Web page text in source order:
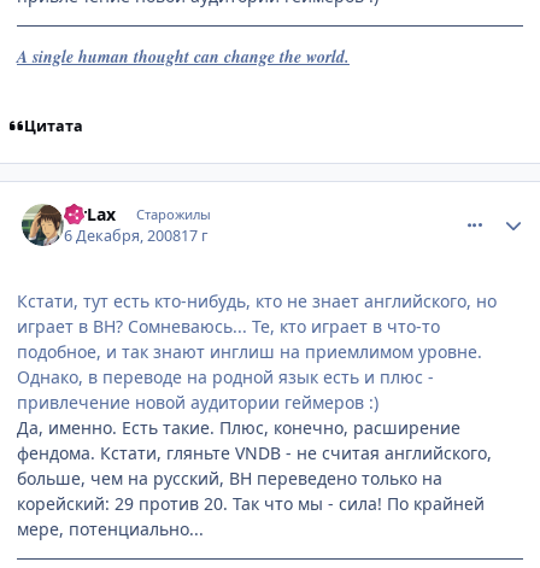
A single human thought can change the world.
Цитата
MrLax Старожилы
6 Декабря, 200817 г
Кстати, тут есть кто-нибудь, кто не знает английского, но
играет в ВН? Сомневаюсь... Те, кто играет в что-то
подобное, и так знают инглиш на приемлимом уровне.
Однако, в переводе на родной язык есть и плюс -
привлечение новой аудитории геймеров :)
Да, именно. Есть такие. Плюс, конечно, расширение
фендома. Кстати, гляньте VNDB - не считая английского,
больше, чем на русский, ВН переведено только на
корейский: 29 против 20. Так что мы - сила! По крайней
мере, потенциально...